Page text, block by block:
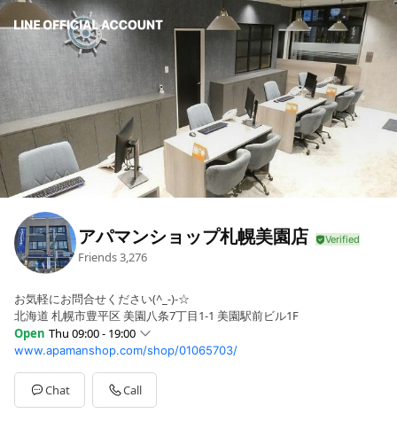
アパマンショップ札幌美園店
Friends3,276
お気軽にお問合せください(^_-)-☆
北海道 札幌市豊平区 美園八条7丁目1-1 美園駅前ビル1F
Open Thu 09:00 - 19:00
Sun09:00 - 19:00
Mon09:00 - 19:00
Tue09:00 - 19:00
Wed09:00 - 19:00
www.apamanshop.com/shop/01065703/
Chat Call